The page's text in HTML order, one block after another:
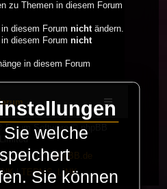
zu Themen in diesem Forum
diesem Forum nicht ändern.
diesem Forum nicht
in diesem Forum
Forum Software © phpBB
Limited
durchphpBB.de
|TERMS_LINK
welche
Sie können